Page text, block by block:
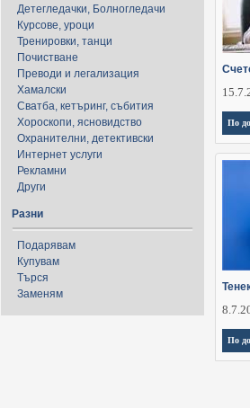
Детегледачки, Болногледачи
Курсове, уроци
Тренировки, танци
Почистване
Преводи и легализация
Хамалски
Сватба, кетъринг, събития
Хороскопи, ясновидство
Охранителни, детективски
Интернет услуги
Рекламни
Други
Разни
Подарявам
Купувам
Търся
Заменям
По
По